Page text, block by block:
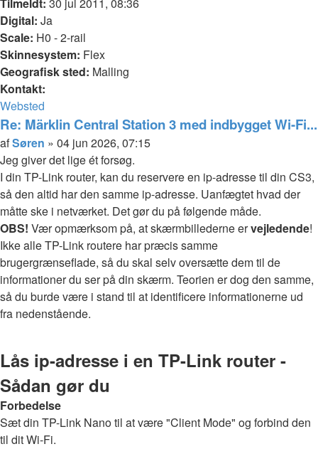
Digital: Ja
Scale: H0 - 2-rail
Skinnesystem: Flex
Geografisk sted: Malling
Kontakt:
Kontakt
Søren
Websted
Re: Märklin Central Station 3 med indbygget Wi-Fi...
Citer
Indlæg
afSøren » 04 jun 2026, 07:15
Jeg giver det lige ét forsøg.
I din TP-Link router, kan du reservere en ip-adresse til din CS3,
så den altid har den samme ip-adresse. Uanfægtet hvad der
måtte ske i netværket. Det gør du på følgende måde.
OBS! Vær opmærksom på, at skærmbillederne ervejledende!
Ikke alle TP-Link routere har præcis samme
brugergrænseflade, så du skal selv oversætte dem til de
informationer du ser på din skærm. Teorien er dog den samme,
så du burde være i stand til at identificere informationerne ud
fra nedenstående.
Lås ip-adresse i en TP-Link router -
Sådan gør du
Forbedelse
Sæt din TP-Link Nano til at være "Client Mode" og forbind den
til dit Wi-Fi.